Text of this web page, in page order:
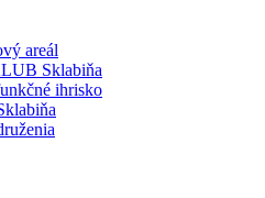
areál
Sklabiňa
ihrisko